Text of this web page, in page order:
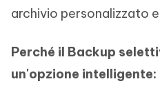
archivio personalizzato
Perché il Backup
un'opzione intelligente: